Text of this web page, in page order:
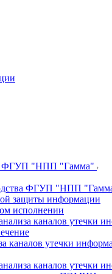
ФГУП "НПП "Гамма"
ФГУП "НПП
защиты информации
исполнении
каналов утечки
каналов утечки
каналов утечки